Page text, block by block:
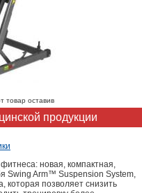
товар оставив
продукции
новая, компактная,
Swing Arm™ Suspension System,
которая позволяет снизить